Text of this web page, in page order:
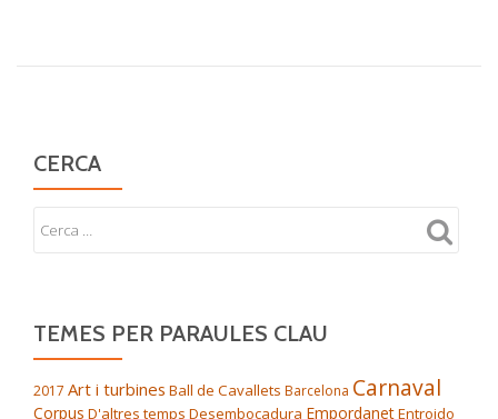
CERCA
TEMES PER PARAULES CLAU
2017 Art i turbines Ball de Cavallets Barcelona Carnaval
Corpus D'altres temps Desembocadura EmpordanetEntroido